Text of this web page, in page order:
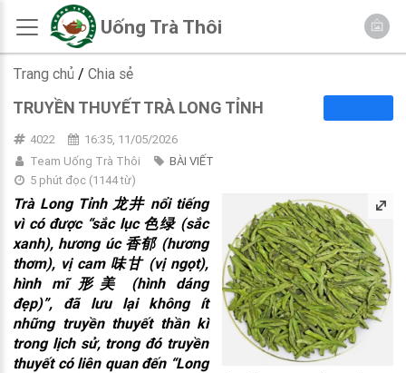
Uống Trà Thôi
Trang chủ / Chia sẻ
TRUYỀN THUYẾT TRÀ LONG TỈNH
4022
16:35, 11/05/2026
Team Uống Trà Thôi
BÀI VIẾT
5 phút đọc(1144từ)
Trà Long Tỉnh 龙井 nổi tiếng
vì có được “sắc lục 色绿 (sắc
xanh), hương úc 香郁 (hương
thơm), vị cam 味甘 (vị ngọt),
hình mĩ 形美 (hình dáng
đẹp)”, đã lưu lại không ít
những truyền thuyết thần kì
trong lịch sử, trong đó truyền
thuyết có liên quan đến “Long